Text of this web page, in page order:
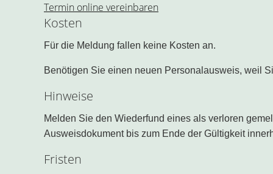
Termin online vereinbaren
Kosten
Für die Meldung fallen keine Kosten an.
Benötigen Sie einen neuen Personalausweis, weil
Hinweise
Melden Sie den Wiederfund eines als verloren
Ausweisdokument bis zum Ende der Gültigkeit
Fristen